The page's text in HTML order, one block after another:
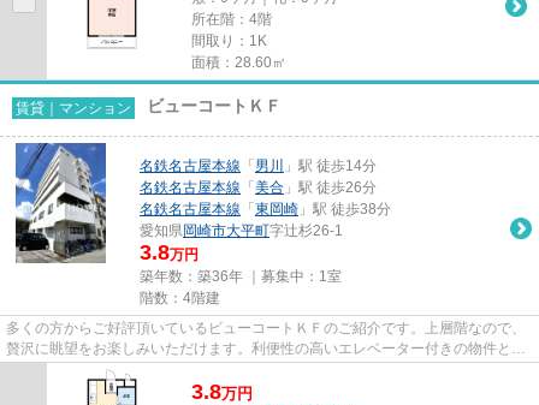
所在階：4階
間取り：1K
面積：28.60㎡
賃貸｜マンション ビューコートＫＦ
名鉄名古屋本線 「 男川
」駅 徒歩14分
名鉄名古屋本線 「 美合 」駅 徒歩26分
名鉄名古屋本線 「 東岡崎 」駅 徒歩38分
愛知県岡崎市大平町字辻杉26-1
3.8万円
築年数：築36年 ｜募集中： 1室
階数：4階建
多くの方からご好評頂いているビューコートＫＦのご紹介です。上層階なので、
贅沢に眺望をお楽しみいただけます。利便性の高いエレベーター付きの物件とな
っています。ポイントが一挙...
3.8万円